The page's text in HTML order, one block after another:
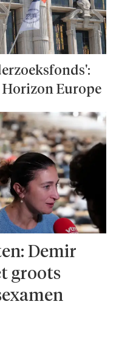
Europe
Demir
groots